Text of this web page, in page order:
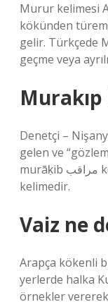
Murur kelimesi
kökünden
gelir. Türkçede
geçme veya
Denetçi –
gelen ve
murāḳib مراقب kelimesinden alınan bir ödünç
kelimedir.
Vaiz ne
Arapça kökenli
yerlerde halka
örnekler